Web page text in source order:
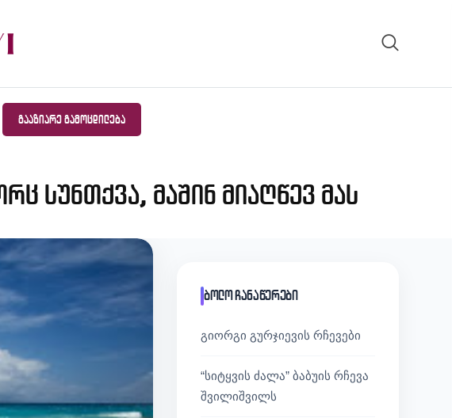
ᲒᲐᲐᲖᲘᲐᲠᲔ ᲒᲐᲛᲝᲪᲓᲘᲚᲔᲑᲐ
სუნთქვა, მაშინ მიაღწევ მას
ბოლო ჩანაწერები
გიორგი გურჯიევის რჩევები
“სიტყვის ძალა” ბაბუის რჩევა
შვილიშვილს